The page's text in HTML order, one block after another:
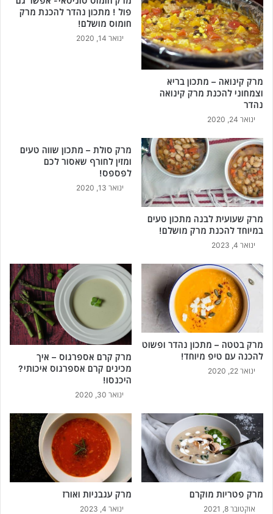
ו
ש
נ
י
א
ק
פ
ו
ל
א
מ
י
ת
י
!
מרק קינואה – מתכון בריא
וצמחוני להכנת מרק קינואה
נהדר
ינואר 24, 2020
פול ! מתכון נהדר להכנת מרק
חומוס מושלם!
ינואר 14, 2020
מרק שעועית לבנה מתכון טעים
במיוחד להכנת מרק מושלם!
ינואר 4, 2023
מרק סולת – מתכון שווה טעים
ומזין לחורף שאסור לכם
לפספס!
ינואר 13, 2020
מרק בטטה – מתכון נהדר ופשוט
להכנה עם טיפ מיוחד!
ינואר 22, 2020
מרק קרם אספרגוס – איך
מכינים קרם אספרגוס איכותי?
היכנסו!
ינואר 30, 2020
מרק פטריות מוקרם
אוקטובר 8, 2021
מרק עגבניות ואורז
ינואר 4, 2023